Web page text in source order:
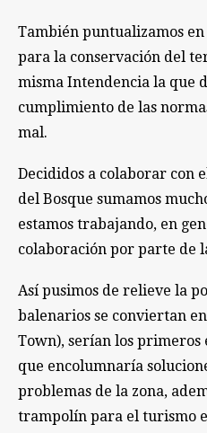
También puntualizamos
para la conservación del
misma Intendencia la que
cumplimiento de las
mal.
Decididos a colaborar con
del Bosque sumamos
estamos trabajando, en
colaboración por parte de
Así pusimos de relieve la
balenarios se conviertan
Town), serían los primeros
que encolumnaría
problemas de la zona,
trampolín para el turismo